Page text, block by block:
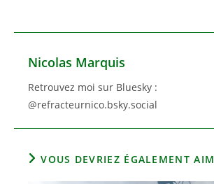
Nicolas Marquis
Retrouvez moi sur Bluesky :
@refracteurnico.bsky.social
VOUS DEVRIEZ ÉGALEMENT